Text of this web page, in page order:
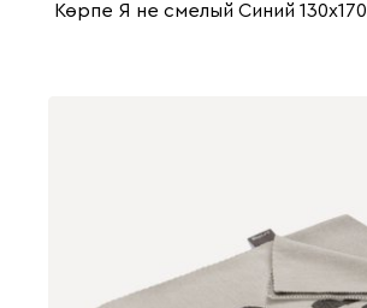
Көрпе Я не смелый Синий 130x170